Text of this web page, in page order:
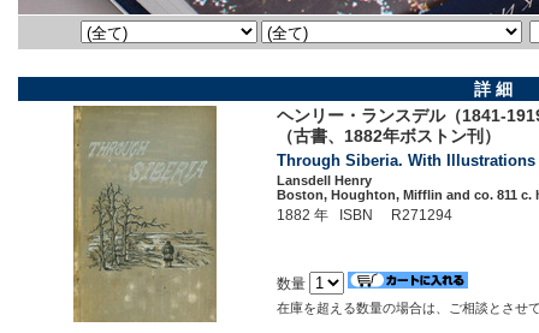
詳 細
ヘンリー・ランスデル（1841-
（古書、1882年ボストン刊）
Through Siberia. With Illustrations
Lansdell Henry
Boston, Houghton, Mifflin and co. 811 c.
1882 年 ISBN R271294
数量
在庫を超える数量の場合は、ご相談とさせ